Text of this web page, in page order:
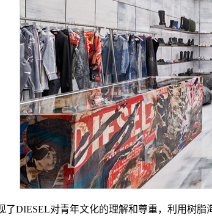
了DIESEL对青年文化的理解和尊重，利用树